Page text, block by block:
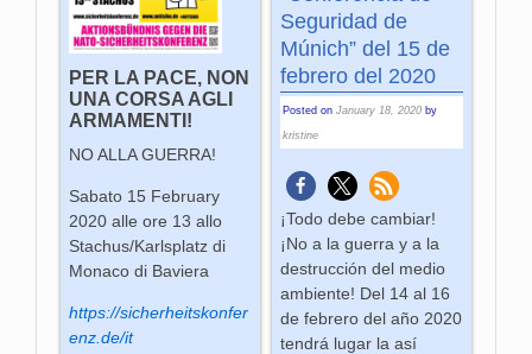
PER LA PACE, NON
UNA CORSA AGLI
ARMAMENTI!
NO ALLA GUERRA!
Sabato 15 February
2020 alle ore 13 allo
Stachus/Karlsplatz di
Monaco di Baviera
https://sicherheitskonfer
enz.de/it
Seguridad de
Múnich” del 15 de
febrero del 2020
Posted on January 18, 2020 by
kristine
¡Todo debe cambiar!
¡No a la guerra y a la
destrucción del medio
ambiente! Del 14 al 16
de febrero del año 2020
tendrá lugar la así